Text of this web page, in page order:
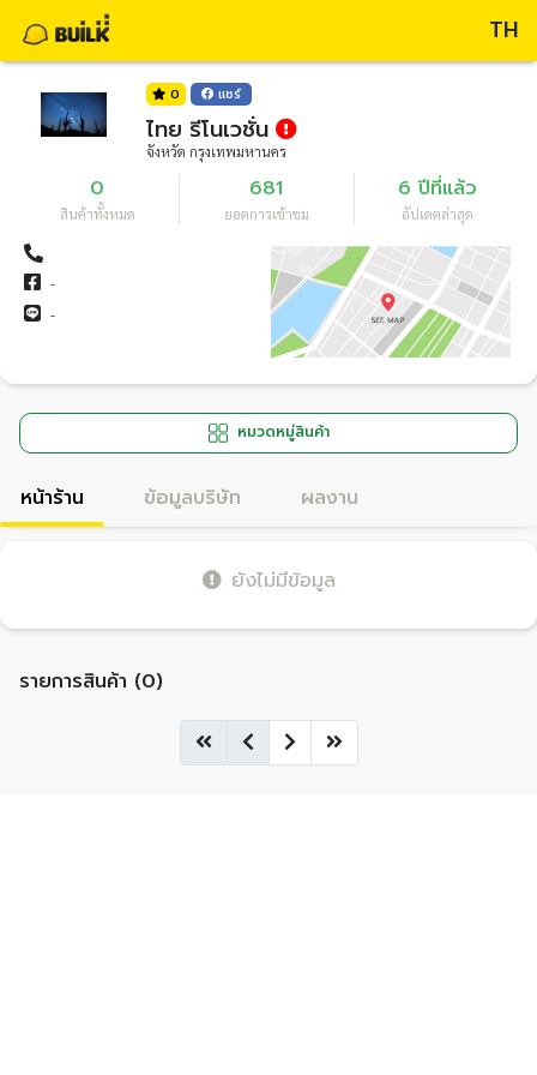
TH
0 แชร์
ไทย รีโนเวชั่น
จังหวัด กรุงเทพมหานคร
0
สินค้าทั้งหมด
681
ยอดการเข้าชม
6 ปีที่แล้ว
อัปเดตล่าสุด
-
-
หมวดหมู่สินค้า
หน้าร้าน ข้อมูลบริษัท ผลงาน
ยังไม่มีข้อมูล
รายการสินค้า (0)